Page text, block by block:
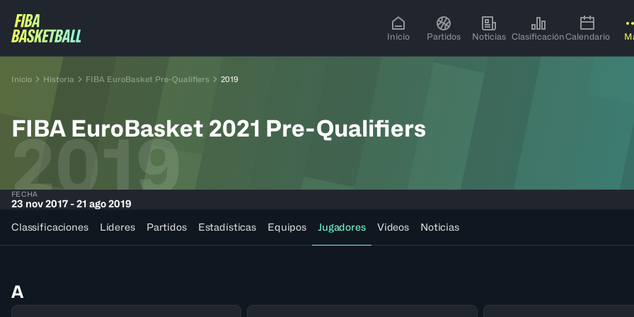
Inicio Partidos Noticias ClasificaciónCalendario
Inicio Historia FIBA EuroBasket Pre-Qualifiers 2019
FIBA EuroBasket 2021 Pre-Qualifiers
2019
FECHA
23 nov 2017 - 21 ago 2019
Classificaciones
Líderes Partidos Estadísticas Equipos Jugadores Videos Noticias
A